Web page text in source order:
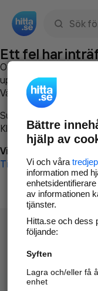
Ett fel har
Om du vill kan du
uppstod så att vi
Vänligen försök med
Surfa till
Klicka påTillbaka-
Vi beklagar besväret!
Till startsidan
Hitta.se - Gratis
Sök företag,
Bättre
hjälp av
Vi och våra
information med
av informationen
tjänster.
Hitta.se och dess
följande:
Syften
Lagra och/eller få
enhet